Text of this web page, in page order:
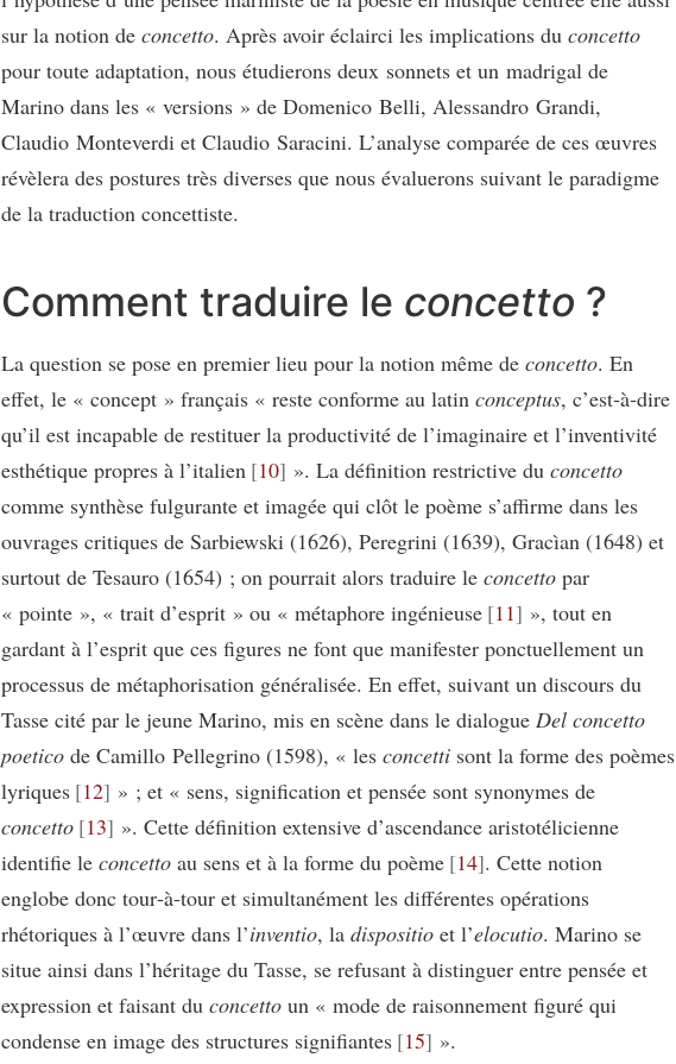
sur la notion de concetto. Après avoir éclairci les implications du concetto
pour toute adaptation, nous étudierons deux sonnets et un madrigal de
Marino dans les « versions » de Domenico Belli, Alessandro Grandi,
Claudio Monteverdi et Claudio Saracini. L’analyse comparée de ces œuvres
révèlera des postures très diverses que nous évaluerons suivant le paradigme
de la traduction concettiste.
Comment traduire le concetto ?
La question se pose en premier lieu pour la notion même de concetto. En
effet, le « concept » français « reste conforme au latin conceptus, c’est‑à‑dire
qu’il est incapable de restituer la productivité de l’imaginaire et l’inventivité
esthétique propres à l’italien 10 ». La définition restrictive du concetto
comme synthèse fulgurante et imagée qui clôt le poème s’affirme dans les
ouvrages critiques de Sarbiewski (1626), Peregrini (1639), Gracìan (1648) et
surtout de Tesauro (1654) ; on pourrait alors traduire le concetto par
« pointe », « trait d’esprit » ou « métaphore ingénieuse 11
», tout en
gardant à l’esprit que ces figures ne font que manifester ponctuellement un
processus de métaphorisation généralisée. En effet, suivant un discours du
Tasse cité par le jeune Marino, mis en scène dans le dialogue Del concetto
poetico de Camillo Pellegrino (1598), « les concetti sont la forme des poèmes
lyriques 12 » ; et « sens, signification et pensée sont synonymes de
concetto 13 ». Cette définition extensive d’ascendance aristotélicienne
identifie le concetto au sens et à la forme du poème 14 . Cette notion
englobe donc tour‑à‑tour et simultanément les différentes opérations
rhétoriques à l’œuvre dans l’inventio, la dispositio et l’elocutio. Marino se
situe ainsi dans l’héritage du Tasse, se refusant à distinguer entre pensée et
expression et faisant du concetto un « mode de raisonnement figuré qui
condense en image des structures signifiantes 15 ».